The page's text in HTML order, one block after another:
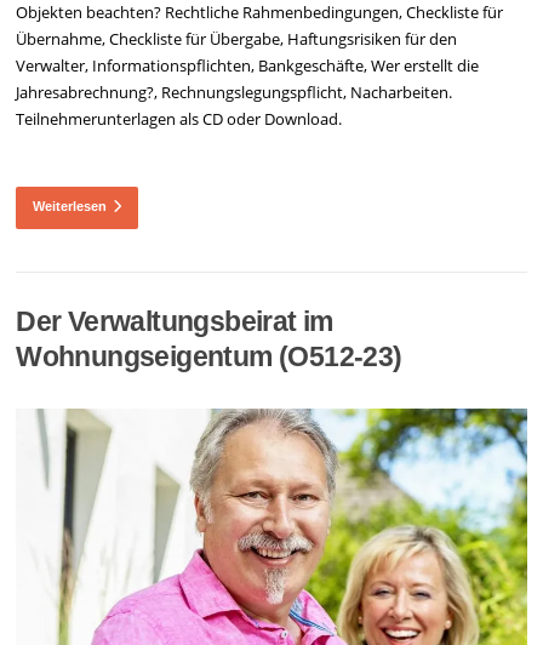
Objekten beachten? Rechtliche Rahmenbedingungen, Checkliste für
Übernahme, Checkliste für Übergabe, Haftungsrisiken für den
Verwalter, Informationspflichten, Bankgeschäfte, Wer erstellt die
Jahresabrechnung?, Rechnungslegungspflicht, Nacharbeiten.
Teilnehmerunterlagen als CD oder Download.
Weiterlesen
Der Verwaltungsbeirat im
Wohnungseigentum (O512-23)